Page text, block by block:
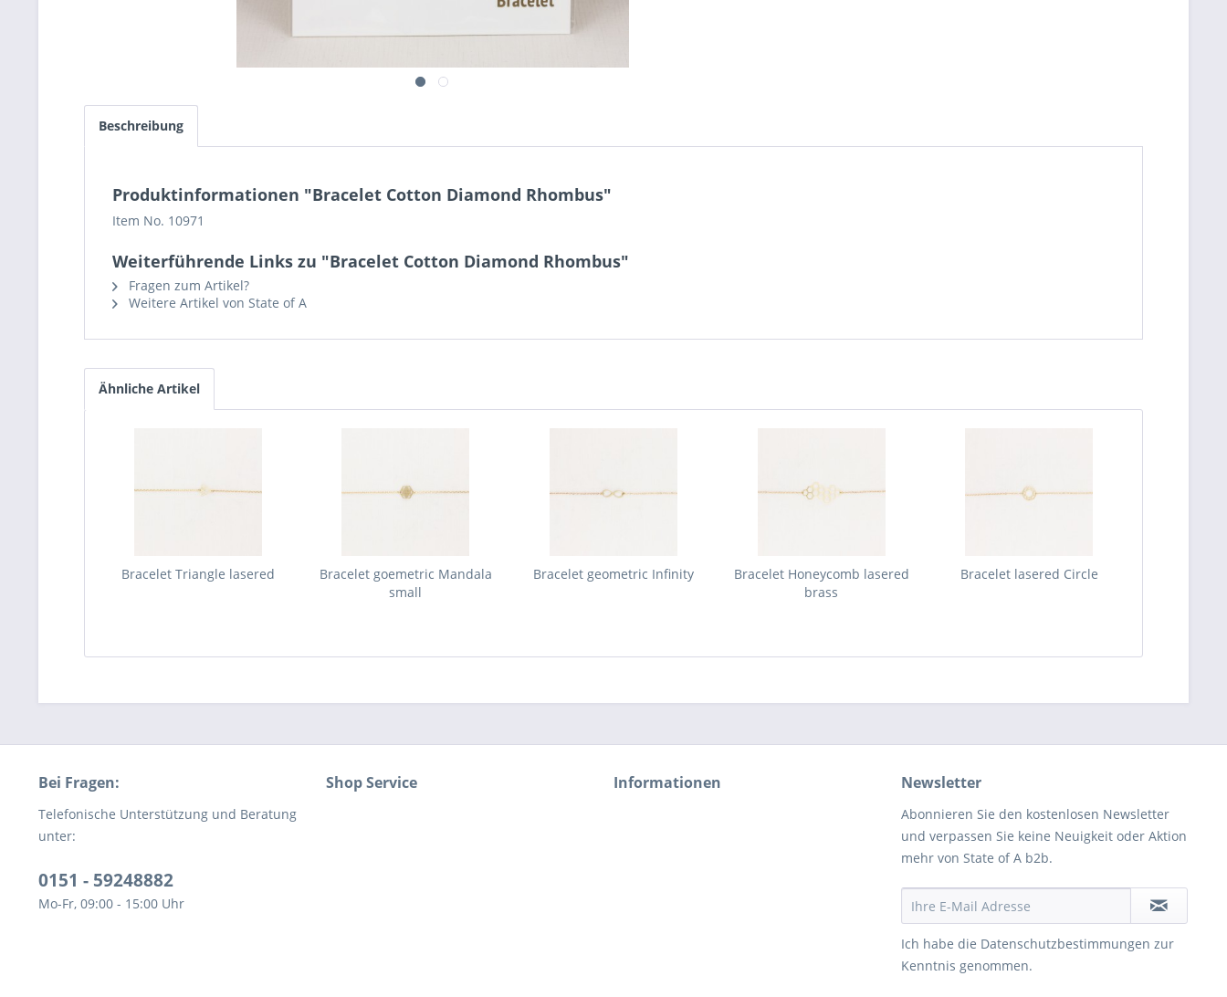
Beschreibung
Produktinformationen "Bracelet Cotton Diamond Rhombus"
Item No. 10971
Weiterführende Links zu "Bracelet Cotton Diamond Rhombus"
Fragen zum Artikel?
Weitere Artikel von State of A
Ähnliche Artikel
Bracelet Triangle lasered
Bracelet goemetric Mandala
small
Bracelet geometric Infinity
Bracelet Honeycomb lasered
brass
Bracelet lasered Circle
Bei Fragen:
Telefonische Unterstützung und Beratung
unter:
0151 - 59248882
Mo-Fr, 09:00 - 15:00 Uhr
Shop Service Informationen Newsletter
Abonnieren Sie den kostenlosen Newsletter
und verpassen Sie keine Neuigkeit oder Aktion
mehr von State of A b2b.
Ich habe die Datenschutzbestimmungen zur
Kenntnis genommen.